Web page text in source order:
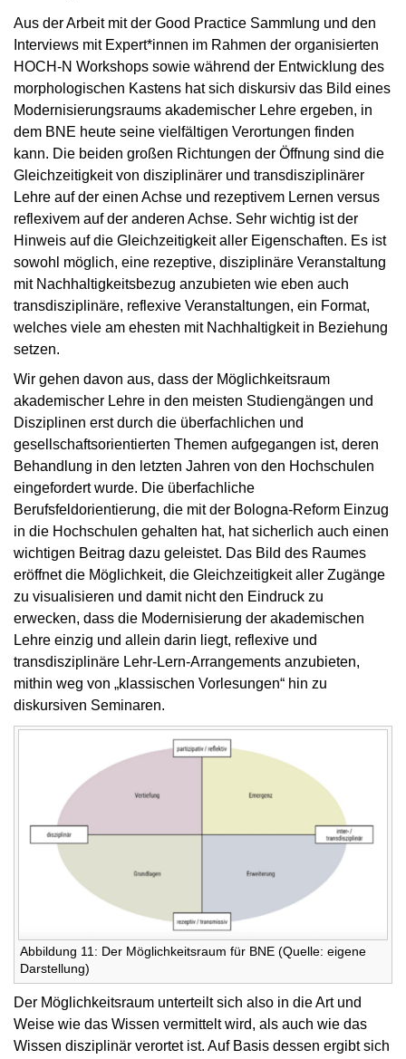
Aus der Arbeit mit der Good Practice Sammlung und den
Interviews mit Expert*innen im Rahmen der organisierten
HOCH-N Workshops sowie während der Entwicklung des
morphologischen Kastens hat sich diskursiv das Bild eines
Modernisierungsraums akademischer Lehre ergeben, in
dem BNE heute seine vielfältigen Verortungen finden
kann. Die beiden großen Richtungen der Öffnung sind die
Gleichzeitigkeit von disziplinärer und transdisziplinärer
Lehre auf der einen Achse und rezeptivem Lernen versus
reflexivem auf der anderen Achse. Sehr wichtig ist der
Hinweis auf die Gleichzeitigkeit aller Eigenschaften. Es ist
sowohl möglich, eine rezeptive, disziplinäre Veranstaltung
mit Nachhaltigkeitsbezug anzubieten wie eben auch
transdisziplinäre, reflexive Veranstaltungen, ein Format,
welches viele am ehesten mit Nachhaltigkeit in Beziehung
setzen.
Wir gehen davon aus, dass der Möglichkeitsraum
akademischer Lehre in den meisten Studiengängen und
Disziplinen erst durch die überfachlichen und
gesellschaftsorientierten Themen aufgegangen ist, deren
Behandlung in den letzten Jahren von den Hochschulen
eingefordert wurde. Die überfachliche
Berufsfeldorientierung, die mit der Bologna-Reform Einzug
in die Hochschulen gehalten hat, hat sicherlich auch einen
wichtigen Beitrag dazu geleistet. Das Bild des Raumes
eröffnet die Möglichkeit, die Gleichzeitigkeit aller Zugänge
zu visualisieren und damit nicht den Eindruck zu
erwecken, dass die Modernisierung der akademischen
Lehre einzig und allein darin liegt, reflexive und
transdisziplinäre Lehr-Lern-Arrangements anzubieten,
mithin weg von „klassischen Vorlesungen“ hin zu
diskursiven Seminaren.
Abbildung 11: Der Möglichkeitsraum für BNE (Quelle: eigene
Darstellung)
Der Möglichkeitsraum unterteilt sich also in die Art und
Weise wie das Wissen vermittelt wird, als auch wie das
Wissen disziplinär verortet ist. Auf Basis dessen ergibt sich